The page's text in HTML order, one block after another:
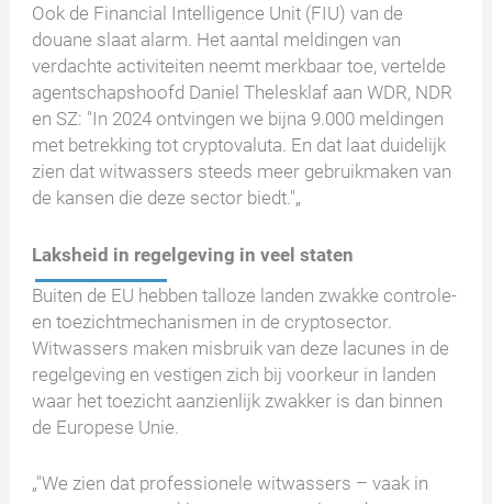
Ook de Financial Intelligence Unit (FIU) van de
douane slaat alarm. Het aantal meldingen van
verdachte activiteiten neemt merkbaar toe, vertelde
agentschapshoofd Daniel Thelesklaf aan WDR, NDR
en SZ: "In 2024 ontvingen we bijna 9.000 meldingen
met betrekking tot cryptovaluta. En dat laat duidelijk
zien dat witwassers steeds meer gebruikmaken van
de kansen die deze sector biedt."„
Laksheid in regelgeving in veel staten
Buiten de EU hebben talloze landen zwakke controle-
en toezichtmechanismen in de cryptosector.
Witwassers maken misbruik van deze lacunes in de
regelgeving en vestigen zich bij voorkeur in landen
waar het toezicht aanzienlijk zwakker is dan binnen
de Europese Unie.
„"We zien dat professionele witwassers – vaak in